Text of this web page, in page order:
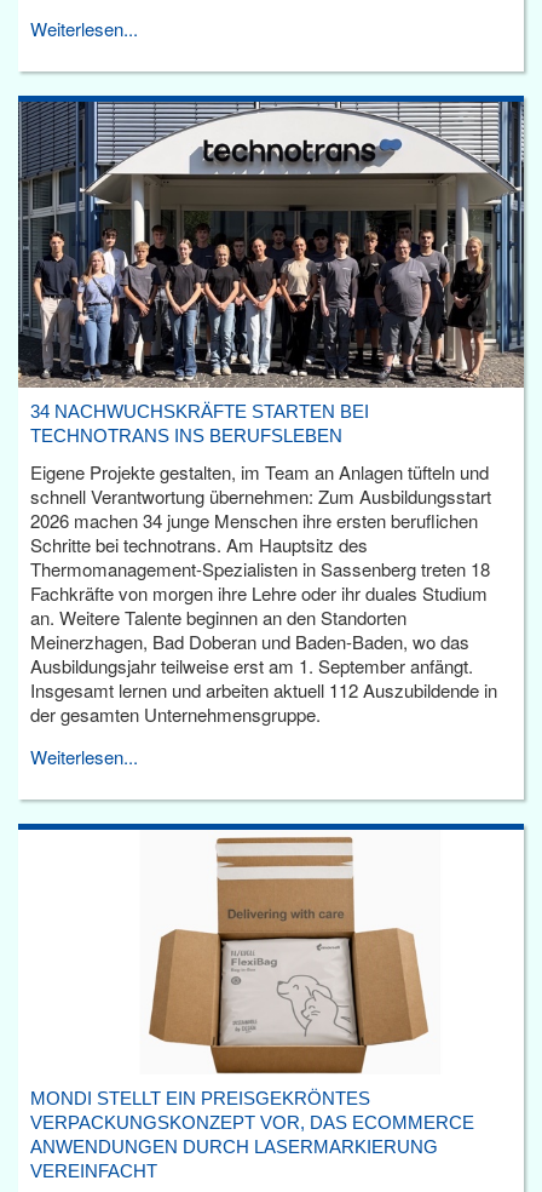
Weiterlesen...
34 NACHWUCHSKRÄFTE STARTEN BEI
TECHNOTRANS INS BERUFSLEBEN
Eigene Projekte gestalten, im Team an Anlagen tüfteln und
schnell Verantwortung übernehmen: Zum Ausbildungsstart
2026 machen 34 junge Menschen ihre ersten beruflichen
Schritte bei technotrans. Am Hauptsitz des
Thermomanagement-Spezialisten in Sassenberg treten 18
Fachkräfte von morgen ihre Lehre oder ihr duales Studium
an. Weitere Talente beginnen an den Standorten
Meinerzhagen, Bad Doberan und Baden-Baden, wo das
Ausbildungsjahr teilweise erst am 1. September anfängt.
Insgesamt lernen und arbeiten aktuell 112 Auszubildende in
der gesamten Unternehmensgruppe.
Weiterlesen...
MONDI STELLT EIN PREISGEKRÖNTES
VERPACKUNGSKONZEPT VOR, DAS ECOMMERCE
ANWENDUNGEN DURCH LASERMARKIERUNG
VEREINFACHT